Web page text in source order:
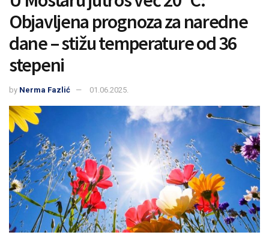
Objavljena prognoza za naredne
dane – stižu temperature od 36
stepeni
by Nerma Fazlić 01.06.2025.